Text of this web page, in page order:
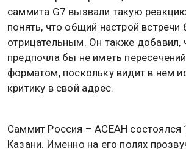
саммита G7 вызвали такую
понять, что общий настрой встречи
отрицательным. Он также добавил,
предпочла бы не иметь
форматом, поскольку видит в нем
критику в свой адрес.
Саммит Россия – АСЕАН состоялся
Казани. Именно на его полях